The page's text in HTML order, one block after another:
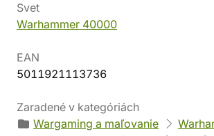
Svet
Warhammer 40000
EAN
5011921113736
Zaradené v kategóriách
Wargaming a maľovanie